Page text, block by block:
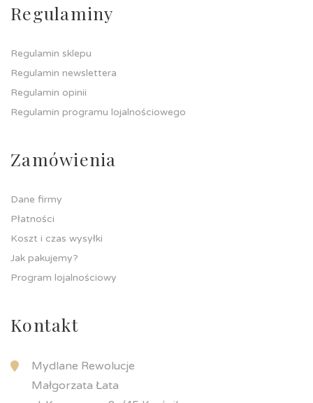
Regulaminy
Regulamin sklepu
Regulamin newslettera
Regulamin opinii
Regulamin programu lojalnościowego
Zamówienia
Dane firmy
Płatności
Koszt i czas wysyłki
Jak pakujemy?
Program lojalnościowy
Kontakt
Mydlane Rewolucje
Małgorzata Łata